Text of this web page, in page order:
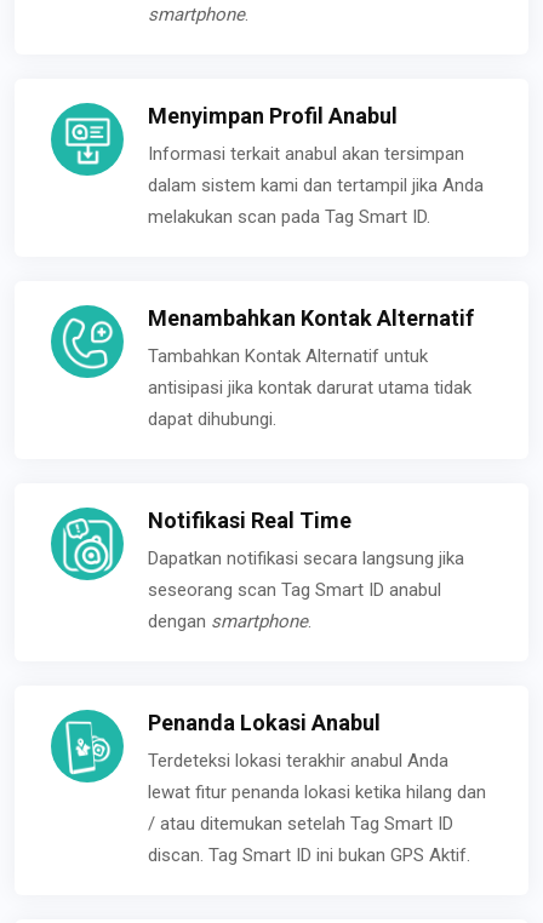
smartphone.
Menyimpan Profil Anabul
Informasi terkait anabul akan tersimpan
dalam sistem kami dan tertampil jika Anda
melakukan scan pada Tag Smart ID.
Menambahkan Kontak Alternatif
Tambahkan Kontak Alternatif untuk
antisipasi jika kontak darurat utama tidak
dapat dihubungi.
Notifikasi Real Time
Dapatkan notifikasi secara langsung jika
seseorang scan Tag Smart ID anabul
dengan smartphone.
Penanda Lokasi Anabul
Terdeteksi lokasi terakhir anabul Anda
lewat fitur penanda lokasi ketika hilang dan
/ atau ditemukan setelah Tag Smart ID
discan. Tag Smart ID ini bukan GPS Aktif.